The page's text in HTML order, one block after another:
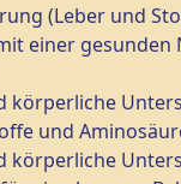
(Leber und
einer gesunden
körperliche
und
körperliche